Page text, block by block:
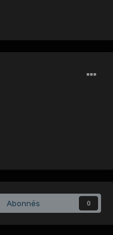
Abonnés 0